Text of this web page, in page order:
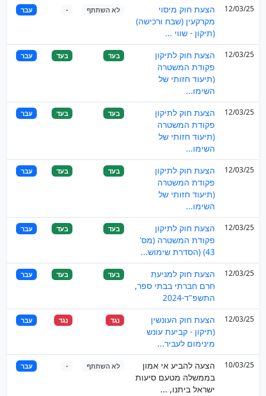
12/03/25
הצעת חוק מיסוי
מקרקעין (שבח ורכישה)
(תיקון - שווי ...
לא השתתף - עבר
12/03/25
הצעת חוק לתיקון
פקודת המשטרה
(תיעוד חזותי של
השימו...
בעד בעד עבר
12/03/25
הצעת חוק לתיקון
פקודת המשטרה
(תיעוד חזותי של
השימו...
בעד בעד עבר
12/03/25
הצעת חוק לתיקון
פקודת המשטרה
(תיעוד חזותי של
השימו...
בעד בעד עבר
12/03/25
הצעת חוק לתיקון
פקודת המשטרה (מס'
43) (הסדרת שימוש...
בעד בעד עבר
12/03/25
הצעת חוק למניעת
חרם חברתי בבתי ספר,
התשפ"ד-2024
בעד בעד עבר
12/03/25
הצעת חוק העונשין
(תיקון - קביעת עונש
מינימום לעביר...
נגד נגד עבר
10/03/25
הצעה להביע אי אמון
בממשלה מטעם סיעות
ישראל ביתנו, ...
לא השתתף - עבר